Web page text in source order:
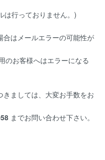
行っておりません。)
はメールエラーの可能性が
のお客様へはエラーになる
ましては、大変お手数をお
までお問い合わせ下さい。